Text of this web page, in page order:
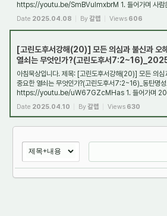
https://youtu.be/SmBVulmxbrM 1. 들어가며 사람은
더럽혀지는가? 그리고 만약 사람이 더럽...
Date 2025.04.08 By갈렙 Views 606
[고린도후서강해(20)] 모든 의심과 불신과 오
열쇠는 무엇인가?(고린도후서
아침묵상입니다. 제목: [고린도후서강해(20)] 모든 의심
중요한 열쇠는 무엇인가?(고린도후서7:2~16)_동탄명
https://youtu.be/uW67GZcMHas 1. 들어가며
목사
Date 2025.04.10 By갈렙 Views 630